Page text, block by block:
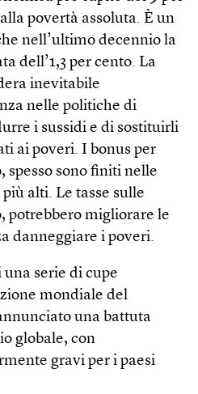
povertà assoluta. È un
nell’ultimo decennio la
dell’1,3 per cento. La
inevitabile
nelle politiche di
i sussidi e di sostituirli
ai poveri. I bonus per
spesso sono finiti nelle
alti. Le tasse sulle
potrebbero migliorare le
danneggiare i poveri.
serie di cupe
mondiale del
una battuta
globale, con
gravi per i paesi